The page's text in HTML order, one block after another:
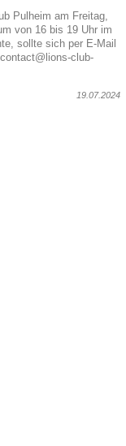
Pulheim am Freitag,
von 16 bis 19 Uhr im
sollte sich per E-Mail
club-
19.07.2024